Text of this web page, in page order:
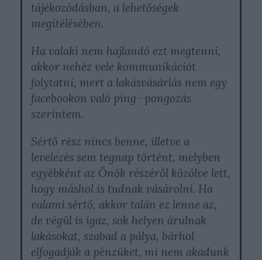
tájékozódásban, a lehetőségek
megítélésében.
Ha valaki nem hajlandó ezt megtenni,
akkor nehéz vele kommunikációt
folytatni, mert a lakásvásárlás nem egy
facebookon való ping- pongozás
szerintem.
Sértő rész nincs benne, illetve a
levelezés sem tegnap történt, melyben
egyébként az Önök részéről közölve lett,
hogy máshol is tudnak vásárolni. Ha
valami sértő, akkor talán ez lenne az,
de végül is igaz, sok helyen árulnak
lakásokat, szabad a pálya, bárhol
elfogadják a pénzüket, mi nem akadunk